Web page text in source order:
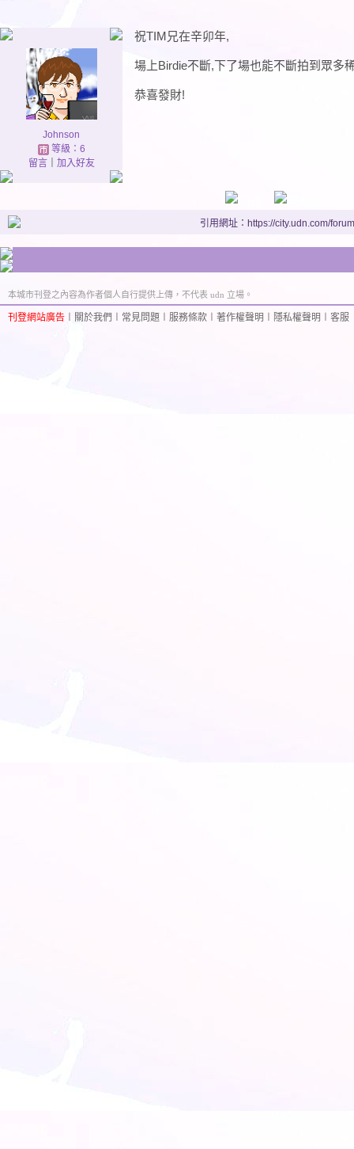
Johnson
等級：6
留言｜ 加入好友
祝TIM兄在辛卯年,
場上Birdie不斷,下了場也能不斷拍到眾多
恭喜發財!
引用網址：https://city.udn.com/
本城市刊登之內容為作者個人自行提供上傳，不代表 udn 立場。
刊登網站廣告 關於我們 常見問題 服務條款 著作權聲明 隱私權聲明 客服